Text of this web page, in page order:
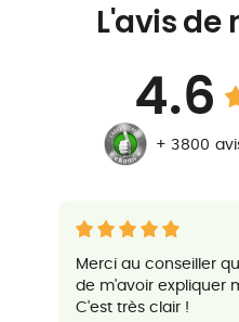
L'avis de
4.6
+ 3800
Merci au conseiller
de m'avoir expliquer
C'est très clair !